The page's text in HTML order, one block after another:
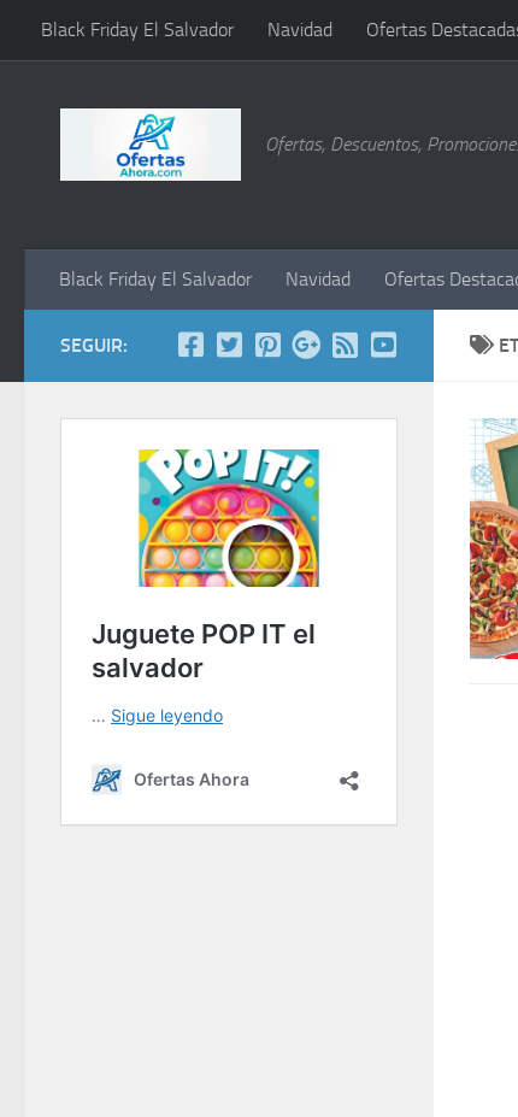
Saltar al contenido
Black Friday El Salvador Navidad Ofertas
Ofertas, Descuentos,
Black Friday El Salvador Navidad Ofertas
SEGUIR: